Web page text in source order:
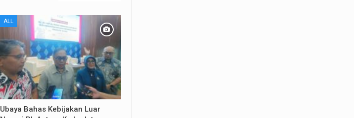
ALL
Ubaya Bahas Kebijakan Luar